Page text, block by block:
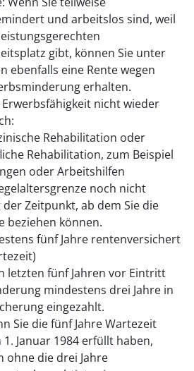
und arbeitslos sind, weil
gibt, können Sie unter
ebenfalls eine Rente wegen
erhalten.
nicht wieder
Rehabilitation oder
Rehabilitation, zum Beispiel
oder Arbeitshilfen
noch nicht
Zeitpunkt, ab dem Sie die
beziehen können.
fünf Jahre rentenversichert
letzten fünf Jahren vor Eintritt
mindestens drei Jahre in
eingezahlt.
Sie die fünf Jahre Wartezeit
Januar 1984 erfüllt haben,
ohne die drei Jahre